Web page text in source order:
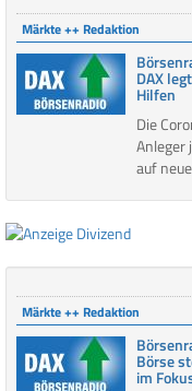
Märkte ++ Redaktion
DAX
Hilfen
Die
Anleger
auf
Märkte ++ Redaktion
Börse
im